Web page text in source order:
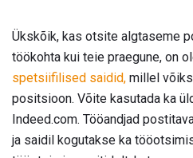
Ükskõik, kas otsite algtaseme
töökohta kui teie praegune, on
spetsiifilised saidid, millel
positsioon. Võite kasutada ka
Indeed.com. Tööandjad
ja saidil kogutakse ka